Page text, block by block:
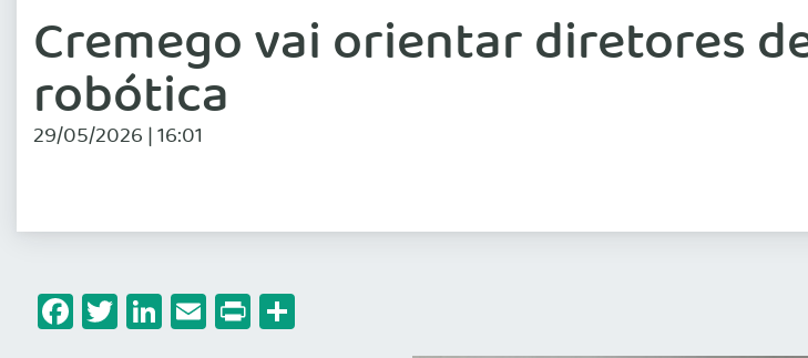
Cremego vai orientar diretores
robótica
29/05/2026 | 16:01
Facebook
Twitter
LinkedIn
Email
Print